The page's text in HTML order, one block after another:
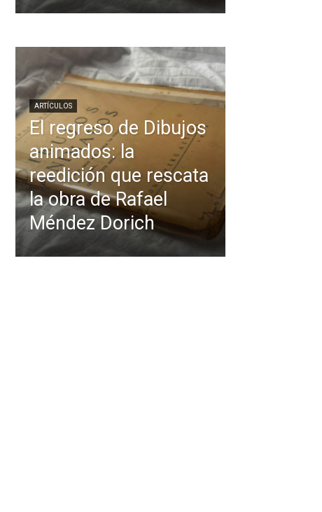
ARTÍCULOS
El regreso de Dibujos
animados: la
reedición que rescata
la obra de Rafael
Méndez Dorich